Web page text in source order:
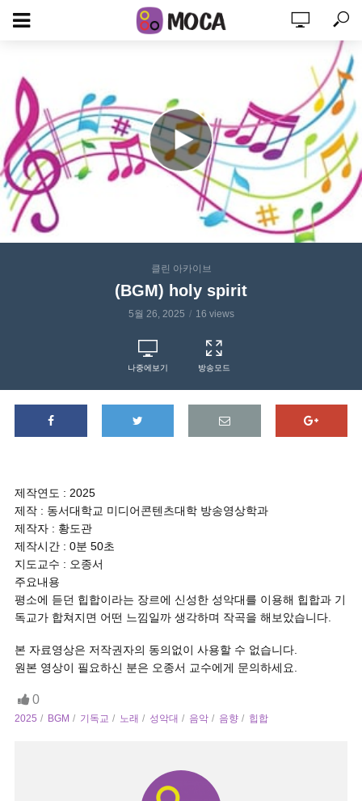
클린 아카이브
(BGM) holy spirit
5월 26, 2025 16 views
나중에보기 방송모드
제작연도 : 2025
제작 : 동서대학교 미디어콘텐츠대학 방송영상학과
제작자 : 황도관
제작시간 : 0분 50초
지도교수 : 오종서
주요내용
평소에 듣던 힙합이라는 장르에 신성한 성악대를 이용해 힙합과 기
독교가 합쳐지면 어떤 느낌일까 생각하며 작곡을 해보았습니다.
본 자료영상은 저작권자의 동의없이 사용할 수 없습니다.
원본 영상이 필요하신 분은 오종서 교수에게 문의하세요.
0
2025 BGM 기독교 노래 성악대 음악 음향 힙합